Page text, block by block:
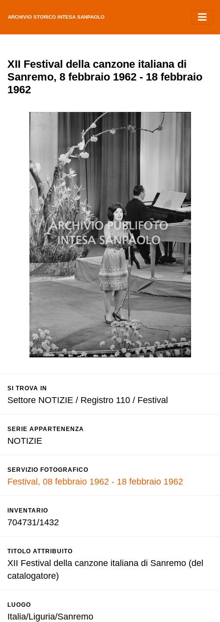
ARCHIVIO STORICO INTESA SANPAOLO
XII Festival della canzone italiana di
Sanremo, 8 febbraio 1962 - 18 febbraio
1962
SI TROVA IN
Settore NOTIZIE / Registro 110 / Festival
SERIE APPARTENENZA
NOTIZIE
SERVIZIO FOTOGRAFICO
Festival, 08 febbraio 1962 - 18 febbraio 1962
INVENTARIO
704731/1432
TITOLO ATTRIBUITO
XII Festival della canzone italiana di Sanremo (del
catalogatore)
LUOGO
Italia/Liguria/Sanremo